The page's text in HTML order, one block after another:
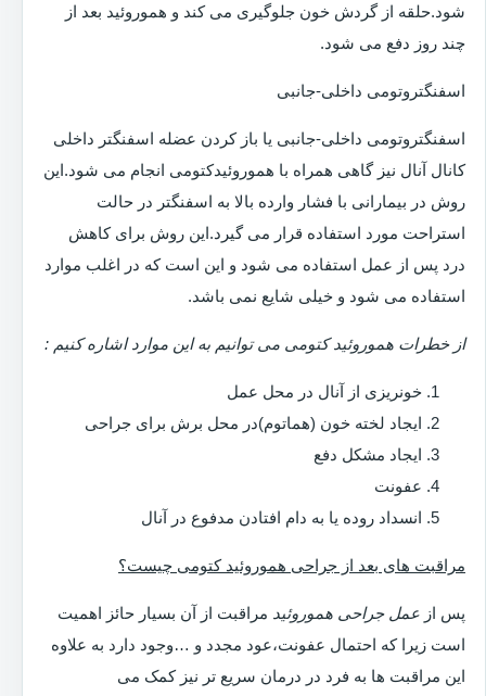
شود.حلقه از گردش خون جلوگیری می کند و هموروئید بعد از
چند روز دفع می شود.
اسفنگتروتومی داخلی-جانبی
اسفنگتروتومی داخلی-جانبی یا باز کردن عضله اسفنگتر داخلی
کانال آنال نیز گاهی همراه با هموروئیدکتومی انجام می شود.این
روش در بیمارانی با فشار وارده بالا به اسفنگتر در حالت
استراحت مورد استفاده قرار می گیرد.این روش برای کاهش
درد پس از عمل استفاده می شود و این است که در اغلب موارد
استفاده می شود و خیلی شایع نمی باشد.
از خطرات هموروئید کتومی می توانیم به این موارد اشاره کنیم :
خونریزی از آنال در محل عمل
ایجاد لخته خون (هماتوم)در محل برش برای جراحی
ایجاد مشکل دفع
عفونت
انسداد روده یا به دام افتادن مدفوع در آنال
مراقبت های بعد از جراحی هموروئید کتومی چیست؟
پس از عمل جراحی هموروئید مراقبت از آن بسیار حائز اهمیت
است زیرا که احتمال عفونت،عود مجدد و …وجود دارد به علاوه
این مراقبت ها به فرد در درمان سریع تر نیز کمک می